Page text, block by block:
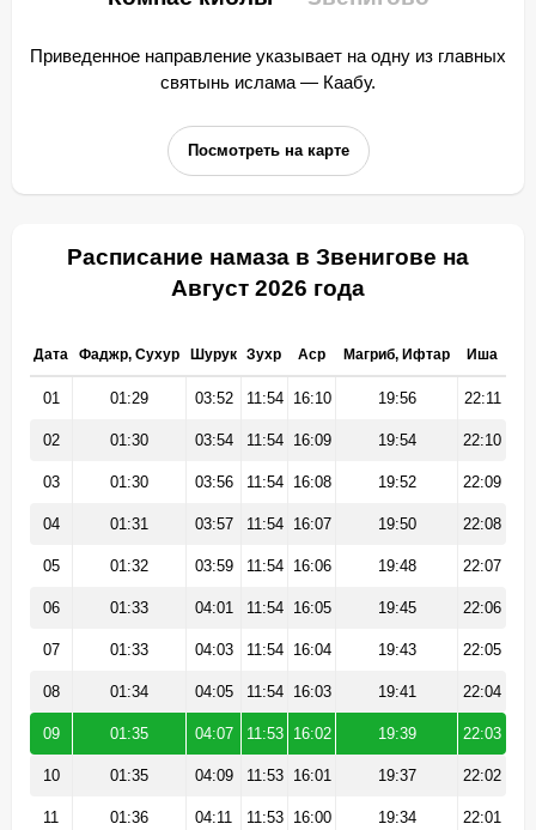
Приведенное направление указывает на одну из главных
святынь ислама — Каабу.
Посмотреть на карте
Расписание намаза в Звенигове на
Август 2026 года
Дата Фаджр, Сухур Шурук Зухр Аср Магриб, Ифтар Иша
01 01:29 03:52 11:54 16:10 19:56 22:11
02 01:30 03:54 11:54 16:09 19:54 22:10
03 01:30 03:56 11:54 16:08 19:52 22:09
04 01:31 03:57 11:54 16:07 19:50 22:08
05 01:32 03:59 11:54 16:06 19:48 22:07
06 01:33 04:01 11:54 16:05 19:45 22:06
07 01:33 04:03 11:54 16:04 19:43 22:05
08 01:34 04:05 11:54 16:03 19:41 22:04
09 01:35 04:07 11:53 16:02 19:39 22:03
10 01:35 04:09 11:53 16:01 19:37 22:02
11 01:36 04:11 11:53 16:00 19:34 22:01